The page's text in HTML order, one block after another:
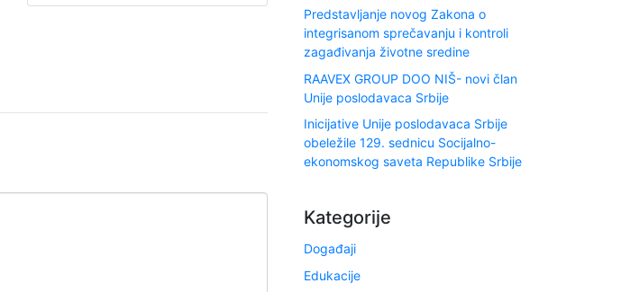
Predstavljanje novog Zakona o
integrisanom sprečavanju i kontroli
zagađivanja životne sredine
RAAVEX GROUP DOO NIŠ- novi član
Unije poslodavaca Srbije
Inicijative Unije poslodavaca Srbije
obeležile 129. sednicu Socijalno-
ekonomskog saveta Republike Srbije
Kategorije
Događaji
Edukacije